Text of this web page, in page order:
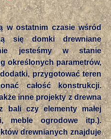
w ostatnim czasie wśród
się domki drewniane
jesteśmy w stanie
określonych parametrów,
przygotować teren
całość konstrukcji.
inne projekty z drewna
bali czy elementy małej
meble ogrodowe itp.).
drewnianych znajduje